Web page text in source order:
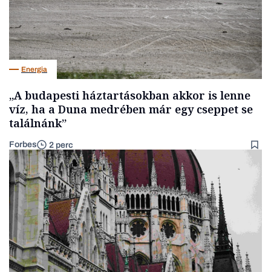
Energia
„A budapesti háztartásokban akkor is lenne
víz, ha a Duna medrében már egy cseppet se
találnánk”
Forbes 2 perc